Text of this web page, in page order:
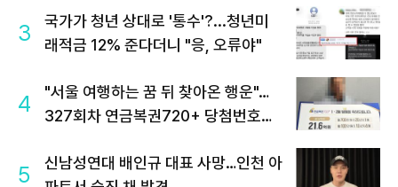
3
국가가 청년 상대로 '통수'?...청년미
래적금 12% 준다더니 "응, 오류야"
4
"서울 여행하는 꿈 뒤 찾아온 행운"…
327회차 연금복권720+ 당첨번호조
5
신남성연대 배인규 대표 사망…인천 아